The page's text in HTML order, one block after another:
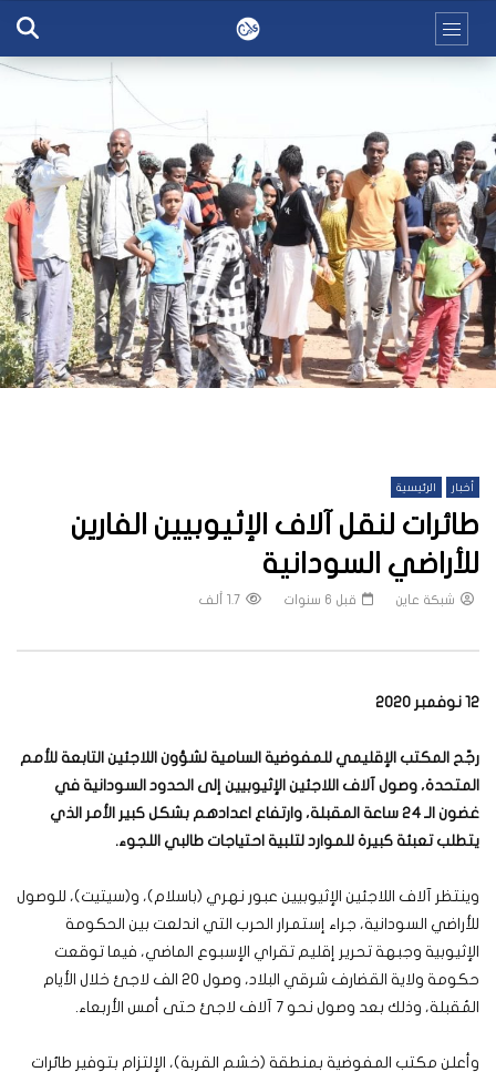
أخبار الرئيسية
طائرات لنقل آلاف الإثيوبيين الفارين
للأراضي السودانية
شبكة عاين قبل 6 سنوات 1.7 ألف
12 نوفمبر 2020
رجّح المكتب الإقليمي للمفوضية السامية لشؤون اللاجئين التابعة للأمم
المتحدة، وصول آلاف اللاجئين الإثيوبيين إلى الحدود السودانية في
غضون الـ 24 ساعة المقبلة، وارتفاع اعدادهم بشكل كبير الأمر الذي
يتطلب تعبئة كبيرة للموارد لتلبية احتياجات طالبي اللجوء.
وينتظر آلاف اللاجئين الإثيوبيين عبور نهري (باسلام)، و(سيتيت)، للوصول
للأراضي السودانية، جراء إستمرار الحرب التي اندلعت بين الحكومة
الإثيوبية وجبهة تحرير إقليم تقراي الإسبوع الماضي، فيما توقعت
حكومة ولاية القضارف شرقي البلاد، وصول 20 الف لاجئ خلال الأيام
المُقبلة، وذلك بعد وصول نحو 7 آلاف لاجئ حتى أمس الأربعاء.
وأعلن مكتب المفوضية بمنطقة (خشم القربة)، الإلتزام بتوفير طائرات